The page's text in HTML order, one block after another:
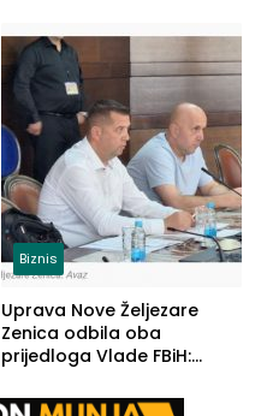
(FOTO)
Biznis
Uprava Nove Željezare
Zenica odbila oba
prijedloga Vlade FBiH:
rješenje